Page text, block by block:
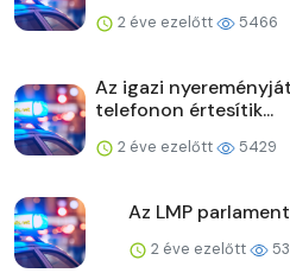
2 éve ezelőtt 5466
Az igazi
telefonon értesítik...
2 éve ezelőtt 5429
Az LMP
2 éve ezelőtt